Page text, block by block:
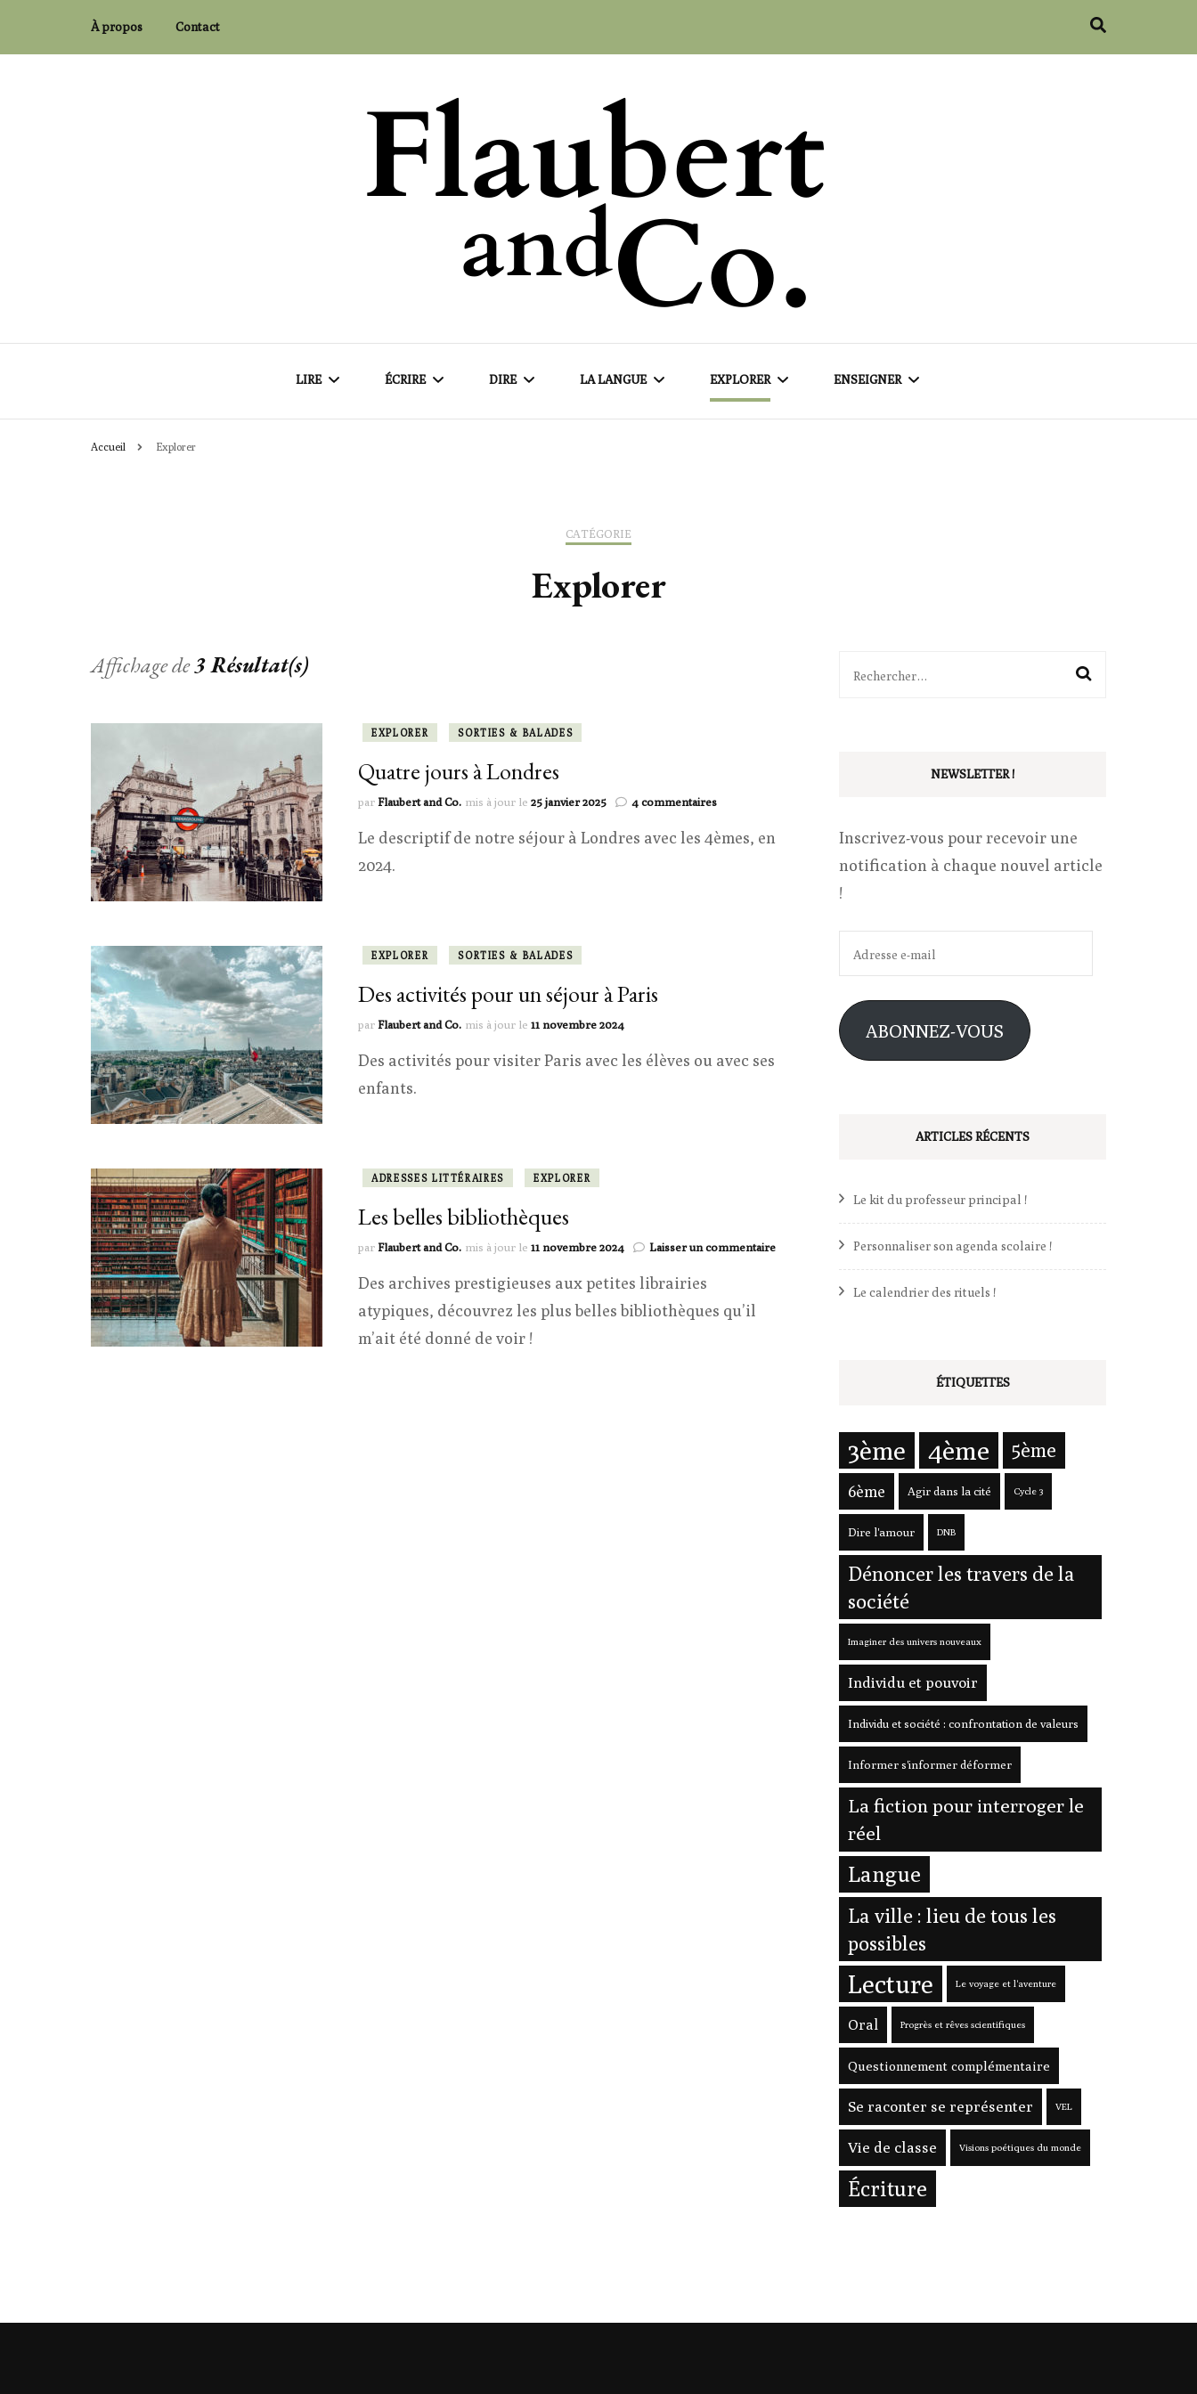
À propos Contact
Flaubert and Co.
LIRE ÉCRIRE DIRE LA LANGUE EXPLORER ENSEIGNER
Accueil Explorer
CATÉGORIE
Explorer
Affichage de3 Résultat(s)
EXPLORER SORTIES & BALADES
Quatre jours à Londres
parFlaubert and Co. mis à jour le 25 janvier 2025 4 commentairessur
jours
Le descriptif de notre séjour à Londres avec les 4èmes, en
2024.
EXPLORER SORTIES & BALADES
Des activités pour un séjour à Paris
parFlaubert and Co. mis à jour le 11 novembre 2024
Des activités pour visiter Paris avec les élèves ou avec ses
enfants.
ADRESSES LITTÉRAIRES EXPLORER
Les belles bibliothèques
parFlaubert and Co. mis à jour le 11 novembre 2024 Laisser un commentairesur
bibliothèques
Des archives prestigieuses aux petites librairies
atypiques, découvrez les plus belles bibliothèques qu’il
m’ait été donné de voir !
Rechercher :
NEWSLETTER !
Inscrivez-vous pour recevoir une
notification à chaque nouvel article
!
e-
mail
ABONNEZ-VOUS
ARTICLES RÉCENTS
Le kit du professeur principal !
Personnaliser son agenda scolaire !
Le calendrier des rituels !
ÉTIQUETTES
3ème 4ème 5ème
6ème Agir dans la cité Cycle 3
Dire l'amour DNB
Dénoncer les travers de la
société
Imaginer des univers nouveaux
Individu et pouvoir
Individu et société : confrontation de valeurs
Informer s'informer déformer
La fiction pour interroger le
réel
Langue
La ville : lieu de tous les
possibles
Lecture Le voyage et l'aventure
Oral Progrès et rêves scientifiques
Questionnement complémentaire
Se raconter se représenter VEL
Vie de classe Visions poétiques du monde
Écriture